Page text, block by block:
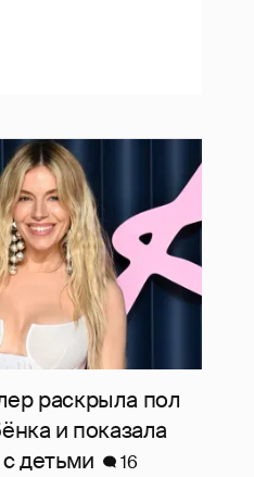
раскрыла пол
и показала
детьми
16